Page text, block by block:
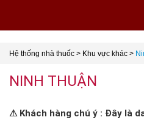
Hệ thống nhà thuốc > Khu vực khác >
NINH THUẬN
⚠ Khách hàng chú ý : Đây là